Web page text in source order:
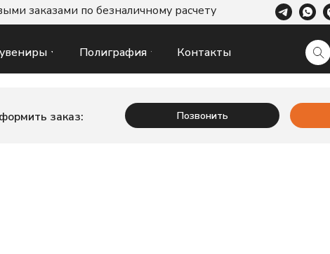
Полиграфия Контакты
заказами по безналичному расчету
Позвонить
заказ: